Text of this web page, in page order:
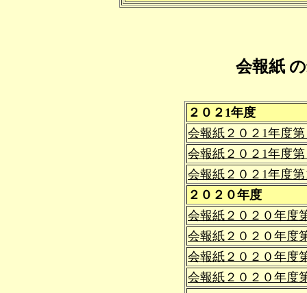
会報紙
２０２1年度
会報紙２０２1年度
会報紙２０２1年度
会報紙２０２1年度
２０２０年度
会報紙２０２０年度
会報紙２０２０年度
会報紙２０２０年度
会報紙２０２０年度